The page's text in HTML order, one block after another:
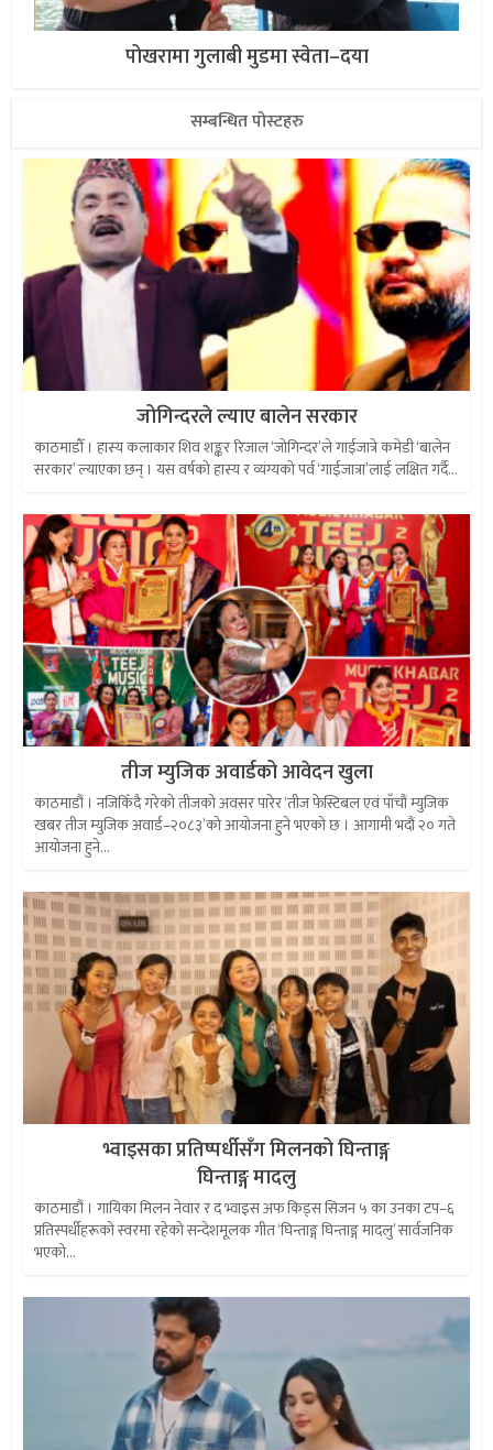
पोखरामा गुलाबी मुडमा स्वेता–दया
सम्बन्धित पोस्टहरु
जोगिन्दरले ल्याए बालेन सरकार
काठमाडौँ । हास्य कलाकार शिव शङ्कर रिजाल ‘जोगिन्दर’ले गाईजात्रे कमेडी ‘बालेन
सरकार’ ल्याएका छन् । यस वर्षको हास्य र व्यंग्यको पर्व ‘गाईजात्रा’लाई लक्षित गर्दै...
तीज म्युजिक अवार्डको आवेदन खुला
काठमाडौं । नजिकिँदै गरेको तीजको अवसर पारेर ‘तीज फेस्टिबल एवं पाँचौं म्युजिक
खबर तीज म्युजिक अवार्ड–२०८३’को आयोजना हुने भएको छ । आगामी भदौं २० गते
आयोजना हुने...
भ्वाइसका प्रतिष्पर्धीसँग मिलनको घिन्ताङ्ग
घिन्ताङ्ग मादलु
काठमाडौं । गायिका मिलन नेवार र द भ्वाइस अफ किड्स सिजन ५ का उनका टप–६
प्रतिस्पर्धीहरूको स्वरमा रहेको सन्देशमूलक गीत ‘घिन्ताङ्ग घिन्ताङ्ग मादलु’ सार्वजनिक
भएको...